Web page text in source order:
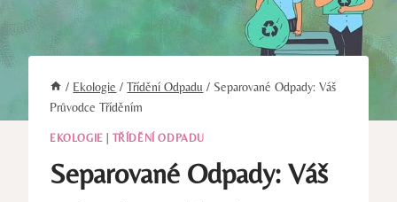
/ Ekologie / Třídění Odpadu / Separované Odpady: Váš
Průvodce Tříděním
EKOLOGIE TŘÍDĚNÍ ODPADU
Separované Odpady: Váš